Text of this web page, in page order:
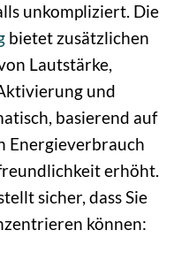
unkompliziert. Die
bietet zusätzlichen
Lautstärke,
und
basierend auf
Energieverbrauch
erhöht.
sicher, dass Sie
können: